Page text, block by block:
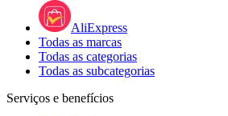
AliExpress
Todas as marcas
Todas as categorias
Todas as subcategorias
Serviços e benefícios